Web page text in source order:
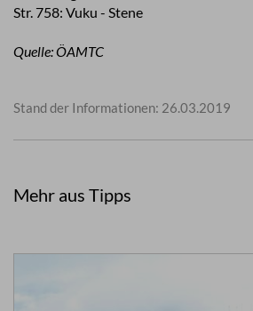
Str. 758: Vuku - Stene
Quelle: ÖAMTC
Stand der Informationen: 26.03.2019
Mehr aus Tipps